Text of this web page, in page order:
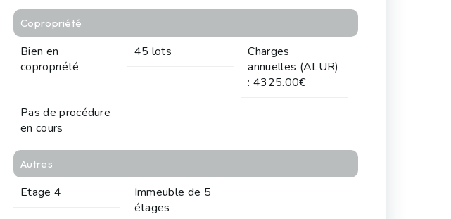
Copropriété
Bien en
copropriété
45 lots
Charges
annuelles (ALUR)
: 4325.00€
Pas de procédure
en cours
Autres
Etage 4
Immeuble de 5
étages